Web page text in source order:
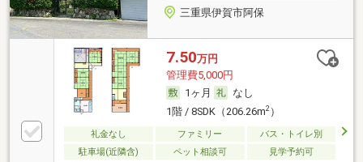
三重県伊賀市阿保
7.50万円
管理費5,000円
1ヶ月
なし
1階 / 8SDK（206.26m2）
礼金なし ファミリー
バス・トイレ別
駐車場(近隣含)
ペット相談可 見学予約可